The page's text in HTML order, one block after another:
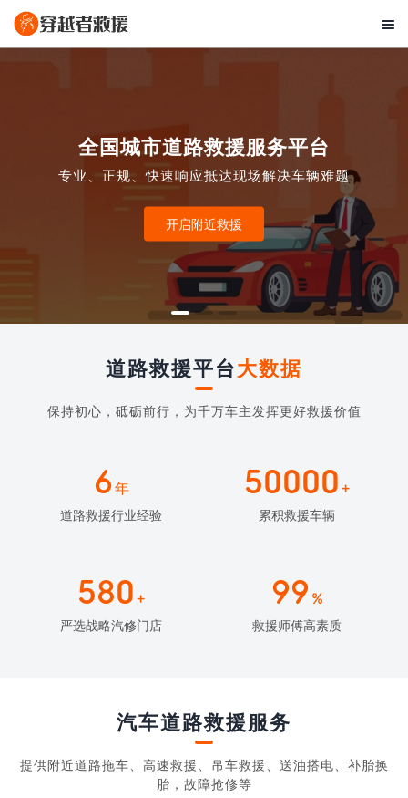

全国城市道路救援服务平台
专业、正规、快速响应抵达现场解决车辆难题
开启附近救援
道路救援平台大数据
保持初心，砥砺前行，为千万车主发挥更好救援价值
6年
道路救援行业经验
50000 +
累积救援车辆
580 +
严选战略汽修门店
99 %
救援师傅高素质
汽车道路救援服务
提供附近道路拖车、高速救援、吊车救援、送油搭电、补胎换
胎，故障抢修等